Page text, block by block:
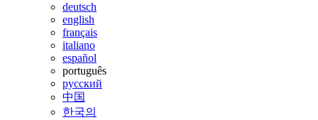
deutsch
english
français
italiano
español
português
русский
中国
한국의